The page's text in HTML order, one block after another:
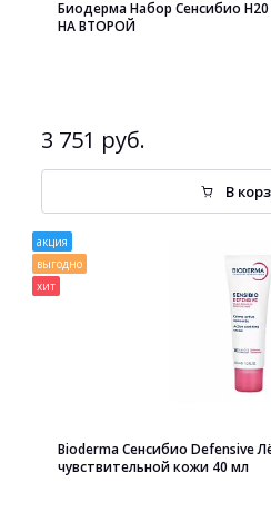
Биодерма Набор Сенсибио
НА ВТОРОЙ
3 751 руб.
В
акция
выгодно
хит
Bioderma Сенсибио Defensive
чувствительной кожи 40 мл